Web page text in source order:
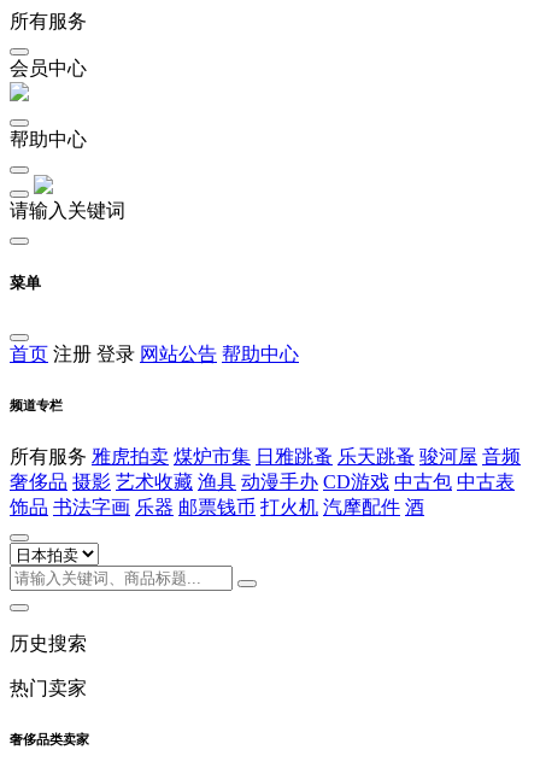
所有服务
会员中心
帮助中心
请输入关键词
菜单
首页 注册 登录 网站公告 帮助中心
频道专栏
所有服务 雅虎拍卖 煤炉市集 日雅跳蚤 乐天跳蚤 骏河屋 音频
奢侈品 摄影 艺术收藏 渔具 动漫手办 CD游戏 中古包 中古表
饰品 书法字画 乐器 邮票钱币 打火机 汽摩配件 酒
历史搜索
热门卖家
奢侈品类卖家